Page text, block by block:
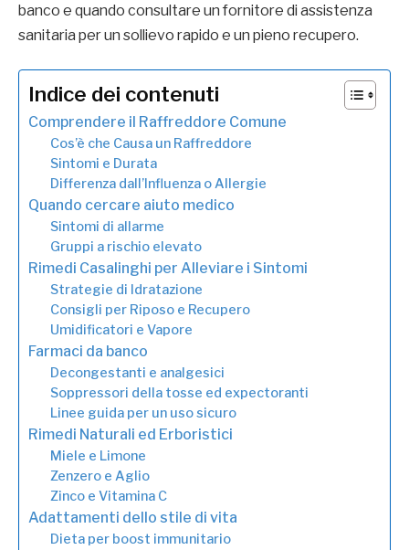
banco e quando consultare un fornitore di assistenza
sanitaria per un sollievo rapido e un pieno recupero.
Indice dei contenuti
Comprendere il Raffreddore Comune
Cos’è che Causa un Raffreddore
Sintomi e Durata
Differenza dall’Influenza o Allergie
Quando cercare aiuto medico
Sintomi di allarme
Gruppi a rischio elevato
Rimedi Casalinghi per Alleviare i Sintomi
Strategie di Idratazione
Consigli per Riposo e Recupero
Umidificatori e Vapore
Farmaci da banco
Decongestanti e analgesici
Soppressori della tosse ed expectoranti
Linee guida per un uso sicuro
Rimedi Naturali ed Erboristici
Miele e Limone
Zenzero e Aglio
Zinco e Vitamina C
Adattamenti dello stile di vita
Dieta per boost immunitario